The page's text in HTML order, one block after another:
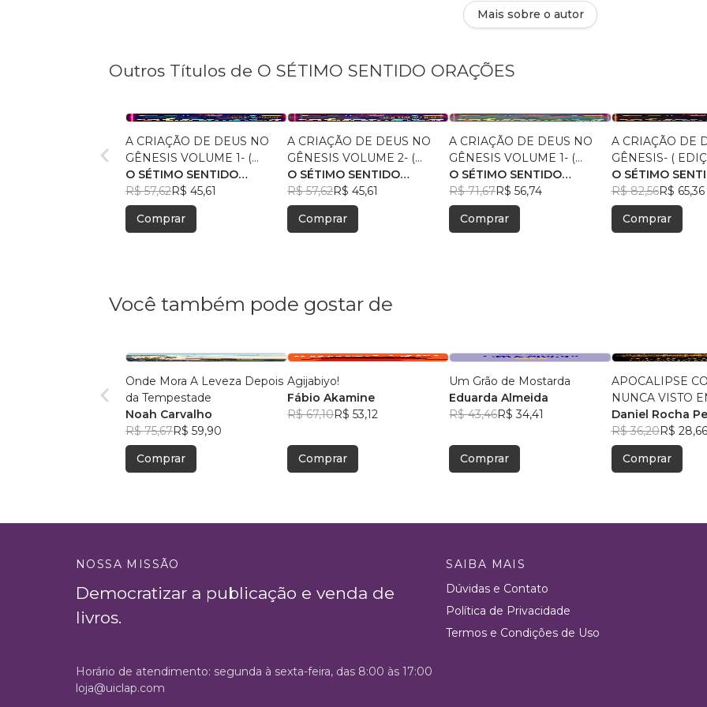
Mais sobre o autor
Outros Títulos de O SÉTIMO SENTIDO ORAÇÕES
A CRIAÇÃO DE DEUS NO
GÊNESIS VOLUME 1- (
EDIÇÃO SIMPLES PRETO E
BRANCO- 30 DESENHOS ):
LIVRO DE COLORIR
BÍBLICO
O SÉTIMO SENTIDO
ORAÇÕES
R$ 57,62R$ 45,61
Comprar
A CRIAÇÃO DE DEUS NO
GÊNESIS VOLUME 2- (
EDIÇÃO SIMPLES PRETO E
BRANCO- 30 DESENHOS )-
LIVRO DE COLORIR
BÍBLICO
O SÉTIMO SENTIDO
ORAÇÕES
R$ 57,62R$ 45,61
Comprar
A CRIAÇÃO DE DEUS NO
GÊNESIS VOLUME 1- (
EDIÇÃO PRETO E BRANCO
+ CURIOSIDADES- 30
DESENHOS )
O SÉTIMO SENTIDO
ORAÇÕES
R$ 71,67R$ 56,74
Comprar
A CRIAÇÃO DE
GÊNESIS- (
COMPLETA
BRANCO COM 60
DESENHOS +
CURIOSIDADES
O SÉTIMO
ORAÇÕES
R$ 82,56R$ 65,36
Comprar
Você também pode gostar de
Onde Mora A Leveza Depois
da Tempestade
Noah Carvalho
R$ 75,67R$ 59,90
Comprar
Agijabiyo!
Fábio Akamine
R$ 67,10R$ 53,12
Comprar
Um Grão de Mostarda
Eduarda Almeida
R$ 43,46R$ 34,41
Comprar
APOCALIPSE
NUNCA VISTO
CRONOLOGIA
Daniel Rocha
R$ 36,20R$ 28,66
Comprar
NOSSA MISSÃO
Democratizar a publicação e venda de
livros.
SAIBA MAIS
Dúvidas e Contato
Política de Privacidade
Termos e Condições de Uso
Horário de atendimento: segunda à sexta-feira, das 8:00 às 17:00
loja@uiclap.com